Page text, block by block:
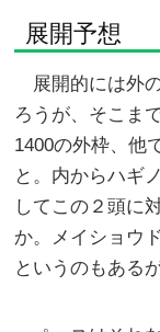
展開予想
展開的には外
ろうが、そこま
1400の外枠、他
と。内からハギ
してこの２頭に
か。メイショウ
というのもある